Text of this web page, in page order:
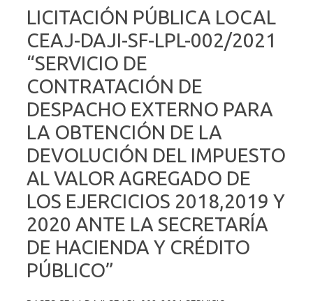
LICITACIÓN PÚBLICA LOCAL
CEAJ-DAJI-SF-LPL-002/2021
“SERVICIO DE
CONTRATACIÓN DE
DESPACHO EXTERNO PARA
LA OBTENCIÓN DE LA
DEVOLUCIÓN DEL IMPUESTO
AL VALOR AGREGADO DE
LOS EJERCICIOS 2018,2019 Y
2020 ANTE LA SECRETARÍA
DE HACIENDA Y CRÉDITO
PÚBLICO”